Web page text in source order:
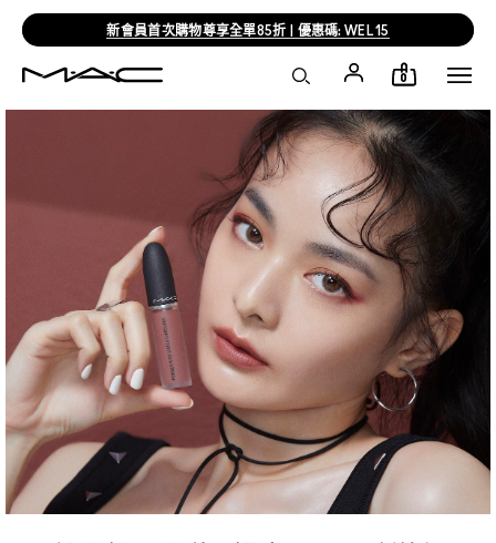
新會員首次購物尊享全單85折 | 優惠碼: WEL15
0